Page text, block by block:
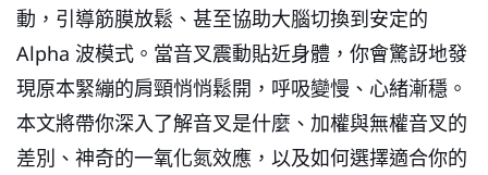
動，引導筋膜放鬆、甚至協助大腦切換到安定的
Alpha 波模式。當音叉震動貼近身體，你會驚訝地發
現原本緊繃的肩頸悄悄鬆開，呼吸變慢、心緒漸穩。
本文將帶你深入了解音叉是什麼、加權與無權音叉的
差別、神奇的一氧化氮效應，以及如何選擇適合你的